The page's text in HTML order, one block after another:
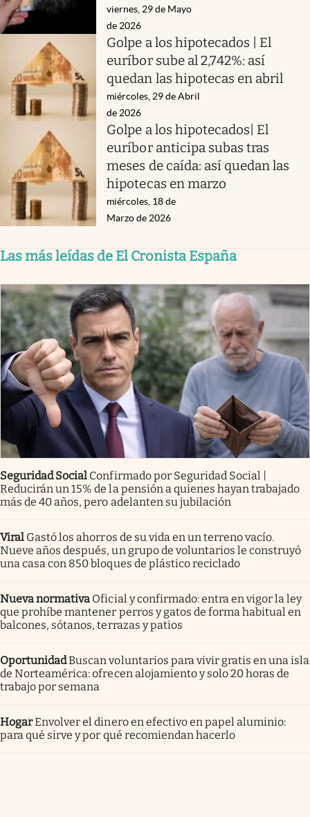
viernes, 29 de Mayo
de 2026
Golpe a los hipotecados | El
euríbor sube al 2,742%: así
quedan las hipotecas en abril
miércoles, 29 de Abril
de 2026
Golpe a los hipotecados| El
euríbor anticipa subas tras
meses de caída: así quedan las
hipotecas en marzo
miércoles, 18 de
Marzo de 2026
Las más leídas de El Cronista España
Seguridad Social Confirmado por Seguridad Social |
Reducirán un 15% de la pensión a quienes hayan trabajado
más de 40 años, pero adelanten su jubilación
Viral Gastó los ahorros de su vida en un terreno vacío.
Nueve años después, un grupo de voluntarios le construyó
una casa con 850 bloques de plástico reciclado
Nueva normativa Oficial y confirmado: entra en vigor la ley
que prohíbe mantener perros y gatos de forma habitual en
balcones, sótanos, terrazas y patios
OportunidadBuscan voluntarios para vivir gratis en una isla
de Norteamérica: ofrecen alojamiento y solo 20 horas de
trabajo por semana
HogarEnvolver el dinero en efectivo en papel aluminio:
para qué sirve y por qué recomiendan hacerlo